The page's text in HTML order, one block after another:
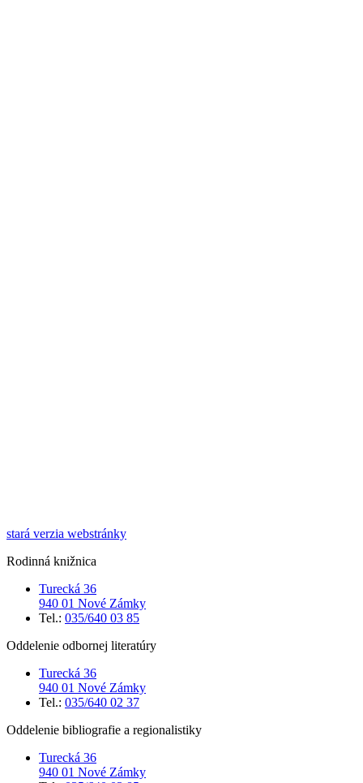
stará verzia webstránky
Rodinná knižnica
Turecká 36
940 01 Nové Zámky
Tel.: 035/640 03 85
Oddelenie odbornej literatúry
Turecká 36
940 01 Nové Zámky
Tel.: 035/640 02 37
Oddelenie bibliografie a regionalistiky
Turecká 36
940 01 Nové Zámky